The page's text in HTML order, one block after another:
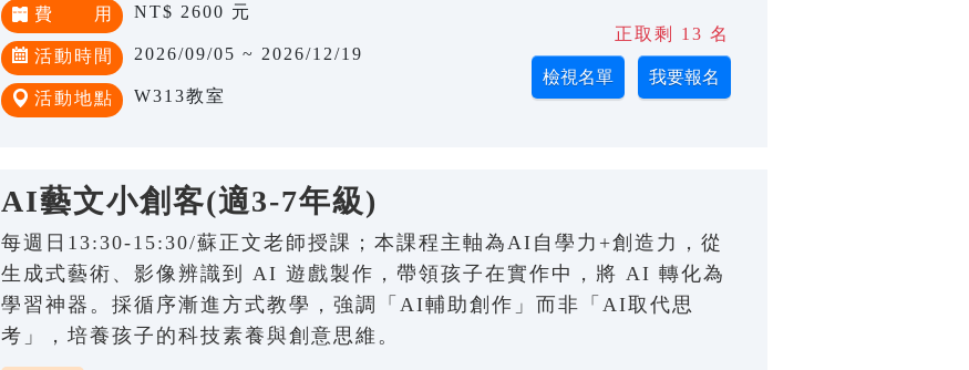
費 用 NT$ 2600 元
活動時間 2026/09/05 ~ 2026/12/19
活動地點 W313教室
正取剩 13 名
AI藝文小創客(適3-7年級)
每週日13:30-15:30/蘇正文老師授課；本課程主軸為AI自學力+創造力，從
生成式藝術、影像辨識到 AI 遊戲製作，帶領孩子在實作中，將 AI 轉化為
學習神器。採循序漸進方式教學，強調「AI輔助創作」而非「AI取代思
考」，培養孩子的科技素養與創意思維。